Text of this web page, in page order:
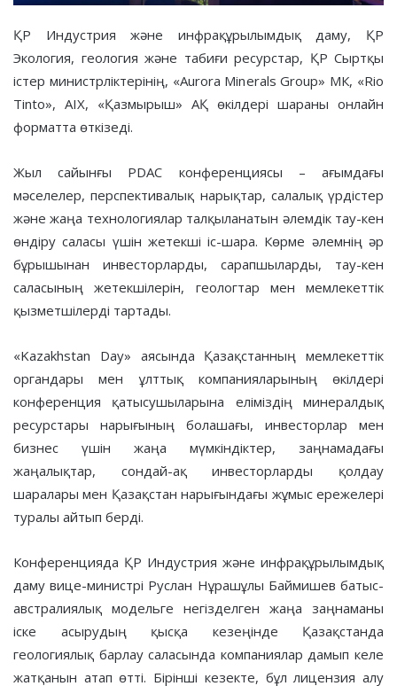
ҚР Индустрия және инфрақұрылымдық даму, ҚР
Экология, геология және табиғи ресурстар, ҚР Сыртқы
істер министрліктерінің, «Aurora Minerals Group» МК, «Rio
Tinto», AIX, «Қазмырыш» АҚ өкілдері шараны онлайн
форматта өткізеді.
Жыл сайынғы PDAC конференциясы – ағымдағы
мәселелер, перспективалық нарықтар, салалық үрдістер
және жаңа технологиялар талқыланатын әлемдік тау-кен
өндіру саласы үшін жетекші іс-шара. Көрме әлемнің әр
бұрышынан инвесторларды, сарапшыларды, тау-кен
саласының жетекшілерін, геологтар мен мемлекеттік
қызметшілерді тартады.
«Kazakhstan Day» аясында Қазақстанның мемлекеттік
органдары мен ұлттық компанияларының өкілдері
конференция қатысушыларына еліміздің минералдық
ресурстары нарығының болашағы, инвесторлар мен
бизнес үшін жаңа мүмкіндіктер, заңнамадағы
жаңалықтар, сондай-ақ инвесторларды қолдау
шаралары мен Қазақстан нарығындағы жұмыс ережелері
туралы айтып берді.
Конференцияда ҚР Индустрия және инфрақұрылымдық
даму вице-министрі Руслан Нұрашұлы Баймишев батыс-
австралиялық модельге негізделген жаңа заңнаманы
іске асырудың қысқа кезеңінде Қазақстанда
геологиялық барлау саласында компаниялар дамып келе
жатқанын атап өтті. Бірінші кезекте, бұл лицензия алу